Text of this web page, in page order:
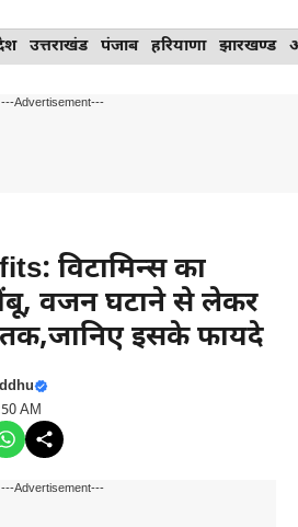
उत्तराखंड पंजाब हरियाणा झारखण्ड
---Advertisement---
विटामिन्स का
वजन घटाने से लेकर
तक,जानिए इसके फायदे
AM
---Advertisement---